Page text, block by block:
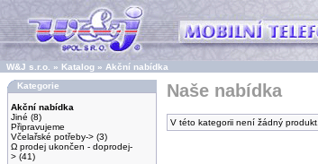
W&J s.r.o. » Katalog » Akční nabídka
Kategorie
Akční nabídka
Jiné (8)
Připravujeme
Včelařské potřeby-> (3)
Ω prodej ukončen - doprodej-
> (41)
Naše nabídka
V této kategorii není žádný produkt.